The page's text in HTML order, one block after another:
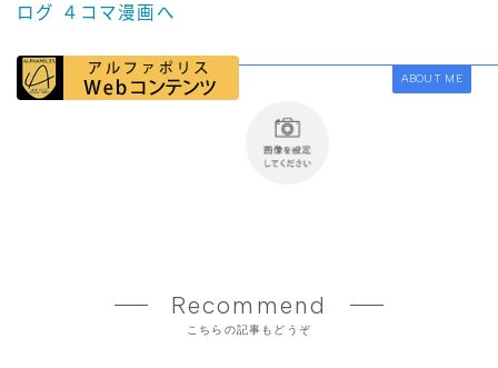
ABOUT ME
Recommend
こちらの記事もどうぞ